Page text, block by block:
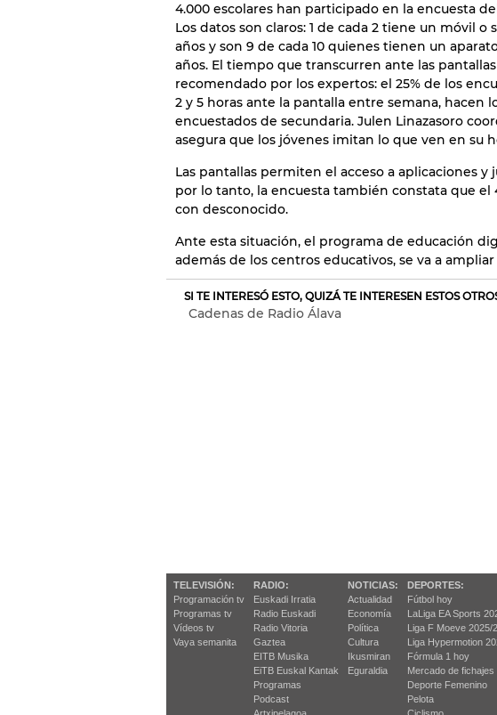
4.000 escolares han participado en la encuesta
Los datos son claros: 1 de cada 2 tiene un móvil o
años y son 9 de cada 10 quienes tienen un
años. El tiempo que transcurren ante las
recomendado por los expertos: el 25% de los
2 y 5 horas ante la pantalla entre semana, hacen
encuestados de secundaria. Julen Linazasoro
asegura que los jóvenes imitan lo que ven en su
Las pantallas permiten el acceso a aplicaciones y
por lo tanto, la encuesta también constata que el
con desconocido.
Ante esta situación, el programa de educación
además de los centros educativos, se va a
SI TE INTERESÓ ESTO, QUIZÁ TE INTERESEN ESTOS
Cadenas de Radio Álava
TELEVISIÓN:
Programación tv
Programas tv
Vídeos tv
Vaya semanita
RADIO:
Euskadi Irratia
Radio Euskadi
Radio Vitoria
Gaztea
EITB Musika
EiTB Euskal Kantak
Programas
Podcast
NOTICIAS:
Actualidad
Economía
Política
Cultura
Ikusmiran
Eguraldia
DEPORTES:
Fútbol hoy
LaLiga EA Sports
Liga F Moeve 2025/
Liga Hypermotion
Fórmula 1 hoy
Mercado de fichajes
Deporte Femenino
Pelota